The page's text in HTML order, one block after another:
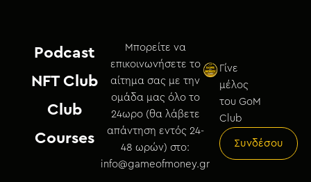
Podcast
NFT Club
Club
Courses
Μπορείτε να
επικοινωνήσετε το
αίτημα σας με την
ομάδα μας όλο το
24ωρο (θα λάβετε
απάντηση εντός 24-
48 ωρών) στο:
info@gameofmoney.gr
Γίνε
μέλος
του GoM
Club
Συνδέσου